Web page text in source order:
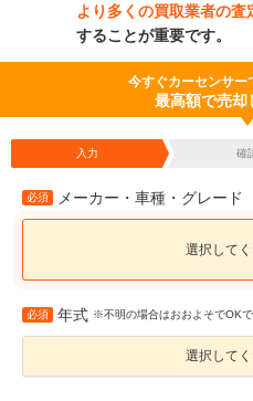
より多くの買取業者の査
することが重要です。
今すぐカーセンサー
最高額で売却
入力 確
必須 メーカー・車種・グレード
選択して
必須 年式 ※不明の場合はおおよそでOK
選択して